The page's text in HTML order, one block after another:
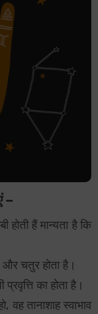
–
होती हैं मान्यता है कि
और चतुर होता है।
का होता है।
वह तानाशाह स्वाभाव